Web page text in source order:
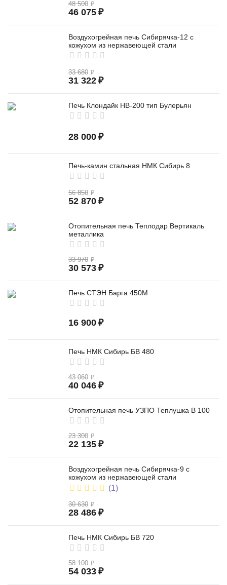
48 500 ₽
46 075 ₽
Воздухогрейная печь Сибирячка-12 с
кожухом из нержавеющей стали
33 680 ₽
31 322 ₽
Печь Клондайк НВ-200 тип Булерьян
28 000 ₽
Печь-камин стальная НМК Сибирь 8
56 850 ₽
52 870 ₽
Отопительная печь Теплодар Вертикаль
металлика
33 970 ₽
30 573 ₽
Печь СТЭН Барга 450М
16 900 ₽
Печь НМК Сибирь БВ 480
43 060 ₽
40 046 ₽
Отопительная печь УЗПО Теплушка В 100
23 300 ₽
22 135 ₽
Воздухогрейная печь Сибирячка-9 с
кожухом из нержавеющей стали
(1)
30 630 ₽
28 486 ₽
Печь НМК Сибирь БВ 720
58 100 ₽
54 033 ₽